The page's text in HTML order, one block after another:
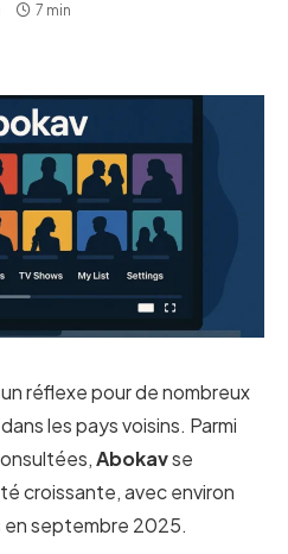
7 min
réflexe pour de nombreux
les pays voisins. Parmi
Abokavse
croissante, avec environ
en septembre 2025.